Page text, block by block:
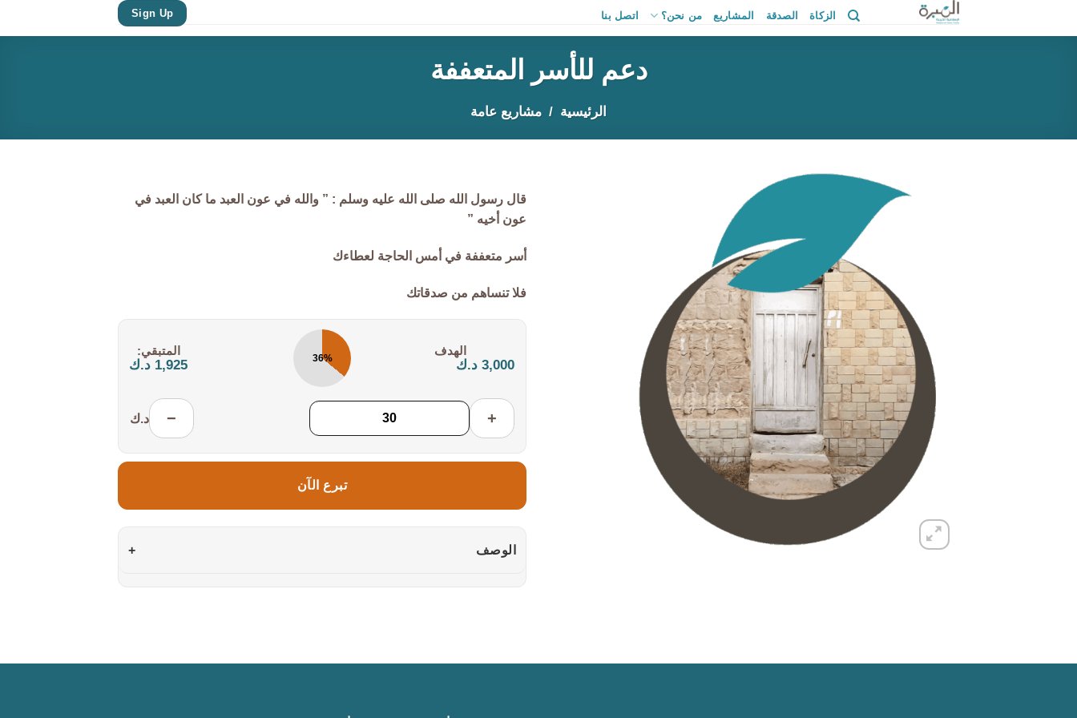
الزكاة الصدقة المشاريع من نحن؟ اتصل بنا Sign Up
دعم للأسر المتعففة
الرئيسية مشاريع عامة
قال رسول الله صلى الله عليه وسلم : ” والله في عون العبد ما كان العبد في
عون أخيه ”
أسر متعففة في أمس الحاجة لعطاءك
فلا تنساهم من صدقاتك
3,000 د.ك 36%
المتبقي:
1,925 د.ك
+
− د.ك
تبرع الآن
الوصف +